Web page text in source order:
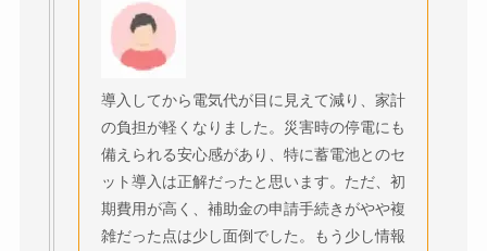
導入してから電気代が目に見えて減り、家計
の負担が軽くなりました。災害時の停電にも
備えられる安心感があり、特に蓄電池とのセ
ット導入は正解だったと思います。ただ、初
期費用が高く、補助金の申請手続きがやや複
雑だった点は少し面倒でした。もう少し情報